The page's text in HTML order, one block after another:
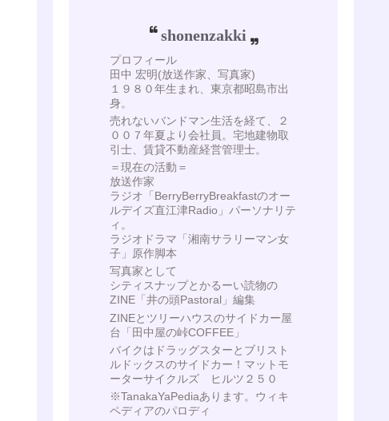
shonenzakki
プロフィール
田中 宏明(放送作家、写真家)
１９８０年生まれ、東京都昭島市出
身。
売れないバンドマン生活を経て、２
００７年夏より会社員。宅地建物取
引士、賃貸不動産経営管理士。
＝現在の活動＝
放送作家
ラジオ「BerryBerryBreakfastのオー
ルデイズ直江津Radio」パーソナリテ
ィ。
ラジオドラマ「湘南サラリーマン女
子」原作脚本
写真家として
シティスナップとかるーい読物の
ZINE「井の頭Pastoral」編集
ZINEとツリーハウスのサイドカー屋
台「田中屋の峠COFFEE」
バイクはドラッグスターとブリスト
ルドックスのサイドカー！マットモ
ーターサイクルズ ヒルツ２５０
※TanakaYaPediaあります。ウィキ
ペディアのパロディ